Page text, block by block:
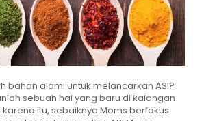
bahan alami untuk melancarkan ASI?
sebuah hal yang baru di kalangan
karena itu, sebaiknya Moms berfokus